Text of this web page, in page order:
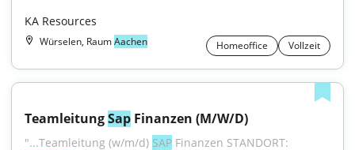
KA Resources
Würselen, RaumAachen Homeoffice Vollzeit
Teamleitung Sap Finanzen (M/W/D)
"...Teamleitung (w/m/d) SAP